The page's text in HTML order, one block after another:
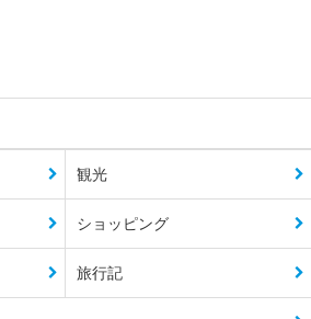
観光
ショッピング
旅行記